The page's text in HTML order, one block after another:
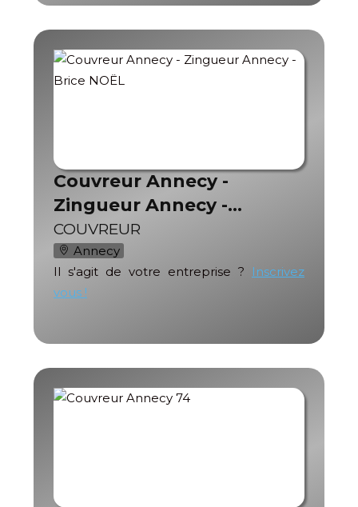
Couvreur Annecy -
Zingueur Annecy -…
COUVREUR
Annecy
Il s'agit de votre entreprise ?
Inscrivez
vous !